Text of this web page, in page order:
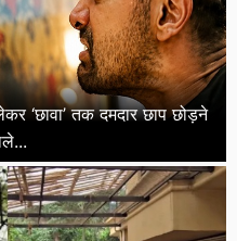
‘छावा’ तक दमदार छाप छोड़ने